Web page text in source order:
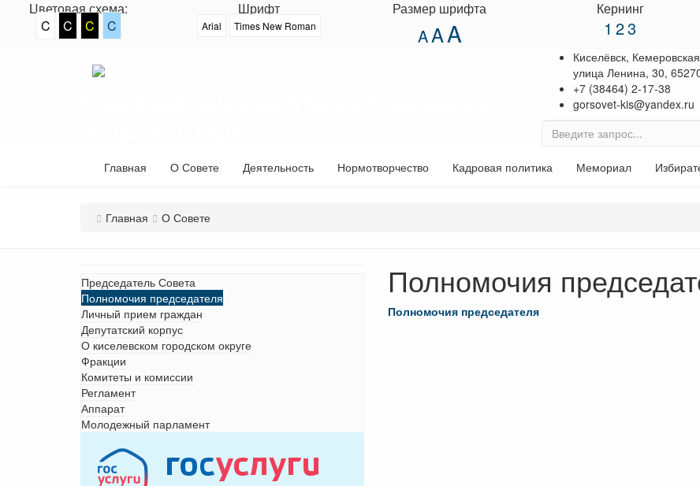
Цветовая схема:
C
C C C
Шрифт
Arial Times New Roman
Размер шрифта
AAA
Кернинг
1 23
Киселёвск,
улица Ленина, 30,
+7 (38464) 2-17-38
gorsovet-kis@yandex.ru
Главная О Совете Деятельность Нормотворчество Кадровая политика Мемориал
Главная О Совете
Председатель Совета
Полномочия председателя
Личный прием граждан
Депутатский корпус
О киселевском городском округе
Фракции
Комитеты и комиссии
Регламент
Аппарат
Молодежный парламент
Полномочия
Полномочия председателя